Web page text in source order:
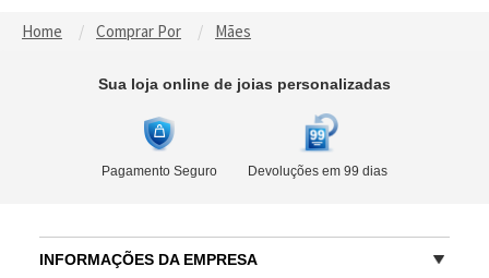
Home Comprar Por Mães
Sua loja online de joias personalizadas
Pagamento Seguro Devoluções em 99 dias
INFORMAÇÕES DA EMPRESA